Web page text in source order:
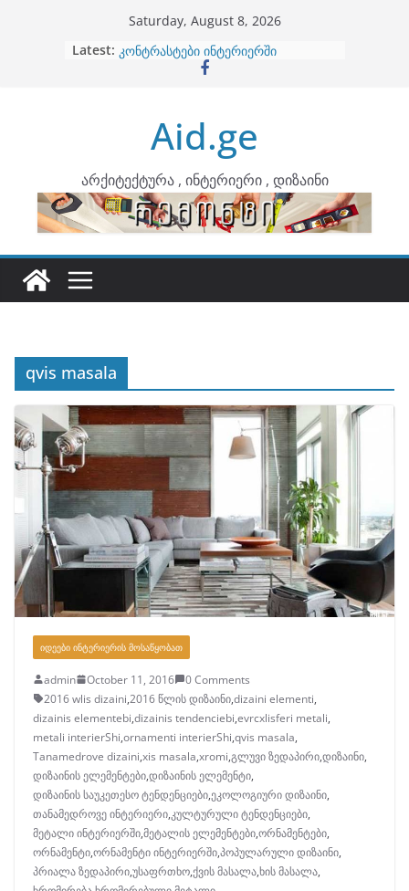
Saturday, August 8, 2026
Latest: ბინების გაერთიანება
კონტრასტები ინტერიერში
ინტერიერის დიზიანი
არტემიდი წარმოგიდგენთ
Aid.ge
არქიტექტურა , ინტერიერი , დიზაინი
qvis masala
ᲘᲓᲔᲔᲑᲘ ᲘᲜᲢᲔᲠᲘᲔᲠᲘᲡ ᲛᲝᲡᲐᲬᲧᲝᲑᲐᲗ
admin October 11, 2016
0 Comments
2016 wlis dizaini,2016 წლის დიზაინი,dizaini elementi,
dizainis elementebi,dizainis tendenciebi,evrcxlisferi metali,
metali interierShi,ornamenti interierShi,qvis masala,
Tanamedrove dizaini,xis masala,xromi,გლუვი ზედაპირი,დიზაინი,
დიზაინის ელემენტები,დიზაინის ელემენტი,
დიზაინის საუკეთესო ტენდენციები,ეკოლოგიური დიზაინი,
თანამედროვე ინტერიერი,კულტურული ტენდენციები,
მეტალი ინტერიერში,მეტალის ელემენტები,ორნამენტები,
ორნამენტი,ორნამენტი ინტერიერში,პოპულარული დიზაინი,
პრიალა ზედაპირი,უსაფრთხო,ქვის მასალა,ხის მასალა,